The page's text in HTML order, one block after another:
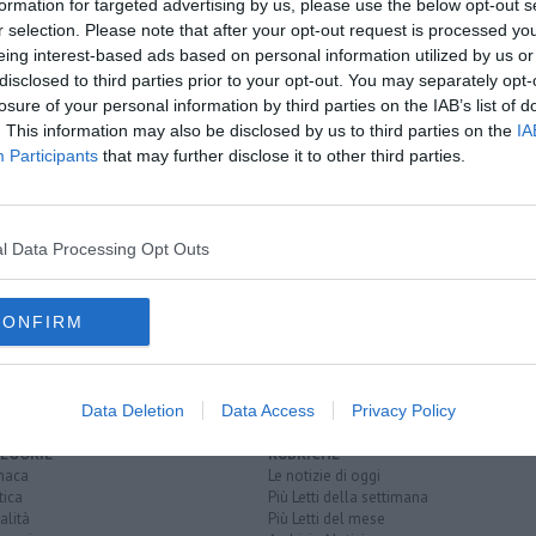
for targeted advertising by us, please use the below opt-out
selection. Please note that after your opt-out request is processed
interest-based ads based on personal information utilized by us
to third parties prior to your opt-out. You may separately
of your personal information by third parties on the IAB’s list of
This information may also be disclosed by us to third parties on the
Participants that may further disclose it to other third parties.
Data Processing Opt Outs
Data Deletion Data Access Privacy Policy
iscriviti allaNewsletter QUInews - ToscanaMedia.
nella tua casella di posta.
Donato"
RUBRICHE
Le notizie di oggi
Più Letti della settimana
Più Letti del mese